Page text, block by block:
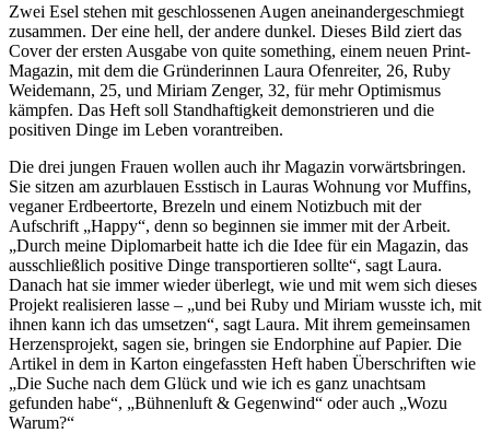
Zwei Esel stehen mit geschlossenen Augen aneinandergeschmiegt
zusammen. Der eine hell, der andere dunkel. Dieses Bild ziert das
Cover der ersten Ausgabe von quite something, einem neuen Print-
Magazin, mit dem die Gründerinnen Laura Ofenreiter, 26, Ruby
Weidemann, 25, und Miriam Zenger, 32, für mehr Optimismus
kämpfen. Das Heft soll Standhaftigkeit demonstrieren und die
positiven Dinge im Leben vorantreiben.
Die drei jungen Frauen wollen auch ihr Magazin vorwärtsbringen.
Sie sitzen am azurblauen Esstisch in Lauras Wohnung vor Muffins,
veganer Erdbeertorte, Brezeln und einem Notizbuch mit der
Aufschrift „Happy“, denn so beginnen sie immer mit der Arbeit.
„Durch meine Diplomarbeit hatte ich die Idee für ein Magazin, das
ausschließlich positive Dinge transportieren sollte“, sagt Laura.
Danach hat sie immer wieder überlegt, wie und mit wem sich dieses
Projekt realisieren lasse – „und bei Ruby und Miriam wusste ich, mit
ihnen kann ich das umsetzen“, sagt Laura. Mit ihrem gemeinsamen
Herzensprojekt, sagen sie, bringen sie Endorphine auf Papier. Die
Artikel in dem in Karton eingefassten Heft haben Überschriften wie
„Die Suche nach dem Glück und wie ich es ganz unachtsam
gefunden habe“, „Bühnenluft & Gegenwind“ oder auch „Wozu
Warum?“